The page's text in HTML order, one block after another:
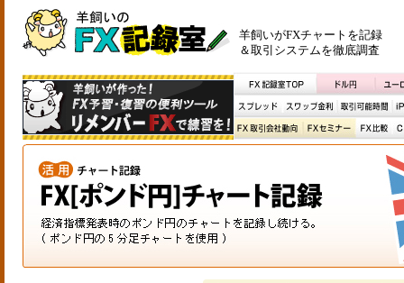
羊飼いがFXチャートを記録
＆取引システムを徹底調査